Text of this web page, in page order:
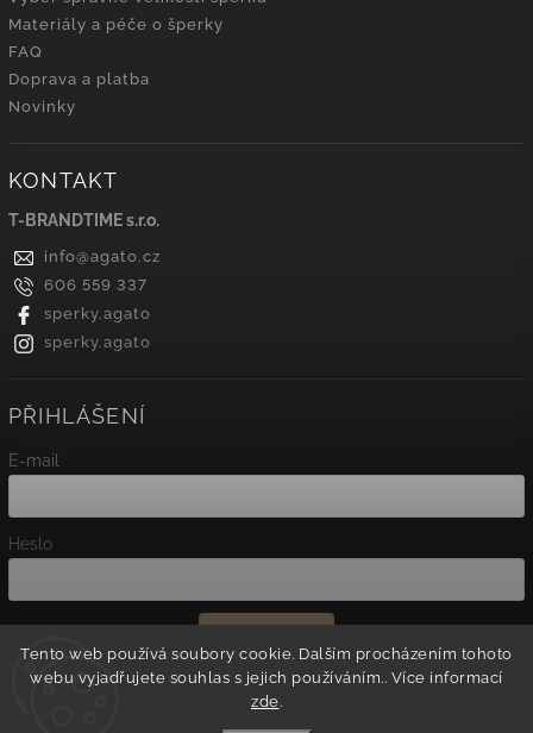
Tento web používá soubory cookie. Dalším procházením tohoto
webu vyjadřujete souhlas s jejich používáním.. Více informací
zde.
Materiály a péče o šperky
FAQ
Doprava a platba
Novinky
KONTAKT
T-BRANDTIME s.r.o.
info@agato.cz
606 559 337
sperky.agato
sperky.agato
PŘIHLÁŠENÍ
E-mail
Heslo
Nová registrace